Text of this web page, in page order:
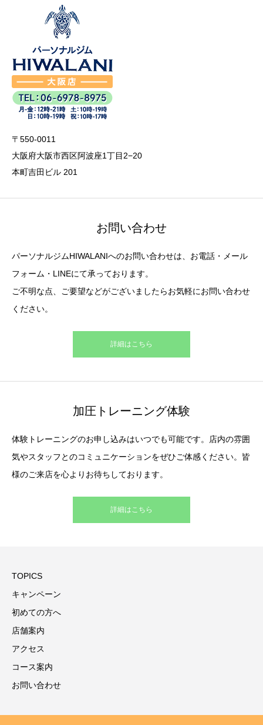
〒550-0011
大阪府大阪市西区阿波座1丁目2−20
本町吉田ビル 201
お問い合わせ
パーソナルジムHIWALANIへのお問い合わせは、お電話・メール
フォーム・LINEにて承っております。
ご不明な点、ご要望などがございましたらお気軽にお問い合わせ
ください。
詳細はこちら
加圧トレーニング体験
体験トレーニングのお申し込みはいつでも可能です。店内の雰囲
気やスタッフとのコミュニケーションをぜひご体感ください。皆
様のご来店を心よりお待ちしております。
詳細はこちら
TOPICS
キャンペーン
初めての方へ
店舗案内
アクセス
コース案内
お問い合わせ